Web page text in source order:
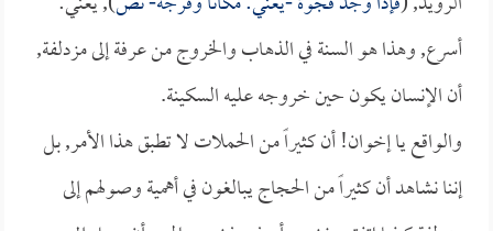
أسرع, وهذا هو السنة في الذهاب والخروج من عرفة إلى مزدلفة,
أن الإنسان يكون حين خروجه عليه السكينة.
والواقع يا إخوان! أن كثيراً من الحملات لا تطبق هذا الأمر, بل
إننا نشاهد أن كثيراً من الحجاج يبالغون في أهمية وصولهم إلى